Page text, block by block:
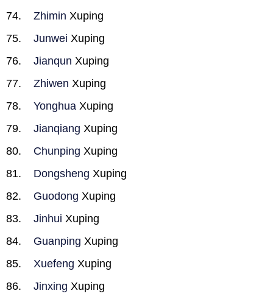
Zhimin Xuping
Junwei Xuping
Jianqun Xuping
Zhiwen Xuping
Yonghua Xuping
Jianqiang Xuping
Chunping Xuping
Dongsheng Xuping
Guodong Xuping
Jinhui Xuping
Guanping Xuping
Xuefeng Xuping
Jinxing Xuping